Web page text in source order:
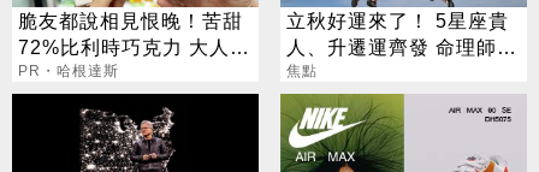
脆友都說相見恨晚！苦甜
72%比利時巧克力 大人味
爆紅！
PR・哈根達斯
立秋好運來了！ 5星座貴
人、升遷運齊發 命理師：
把握黃金轉運期
焦點